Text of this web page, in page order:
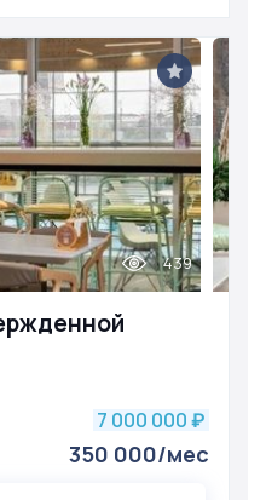
439
7 000 000 ₽
350 000/мес